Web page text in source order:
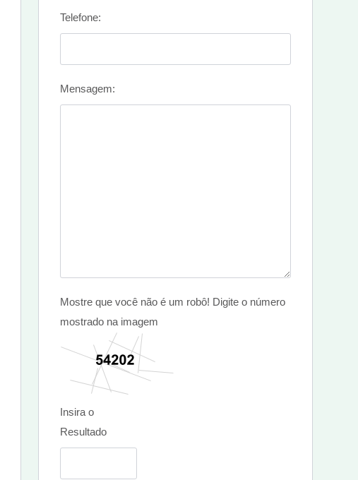
Telefone:
Mensagem:
Mostre que você não é um robô! Digite o número
mostrado na imagem
Insira o
Resultado